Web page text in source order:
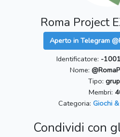
Roma Project
Aperto in Telegram
Identificatore: -
Nome:
Tipo:
Membri:
Categoria: Giochi
Condividi con